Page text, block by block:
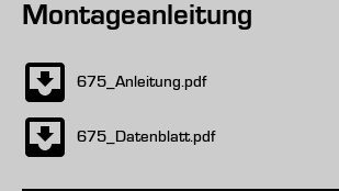
Montageanleitung
675_Anleitung.pdf
675_Datenblatt.pdf